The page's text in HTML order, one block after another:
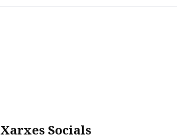
Xarxes Socials